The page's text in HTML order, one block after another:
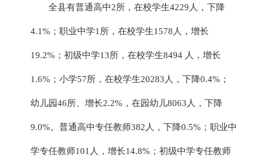
全县有普通高中2所，在校学生4229 人，下降
4.1%；职业中学1所，在校学生1578 人，增长
19.2%；初级中学13所，在校学生8494 人， 增长
1.6%；小学57所，在校学生20283 人， 下降0.4%；
幼儿园46所、增长2.2%， 在园幼儿8063 人，下降
9.0%。 普通高中专任教师382人，下降0.5%；职业中
学专任教师101人，增长14.8%；初级中学专任教师